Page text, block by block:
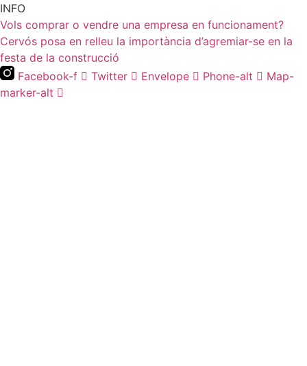
Vés
al
contingut
INFO
Vols comprar o vendre una empresa en funcionament?
Cervós posa en relleu la importància d’agremiar-se en la
festa de la construcció
Facebook-f
Twitter Envelope Phone-alt
Map-
marker-alt